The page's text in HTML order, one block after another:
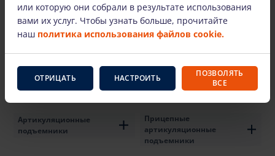
Ножничные
подъемники
Мачтовые подъемники
Артикуляционные
подъемники
Прицепные
артикуляционные
подъемники
или которую они собрали в результате использования
вами их услуг. Чтобы узнать больше, прочитайте
наш политика использования файлов cookie.
ОТРИЦАТЬ НАСТРОИТЬ
ПОЗВОЛЯТЬ
ВСЕ